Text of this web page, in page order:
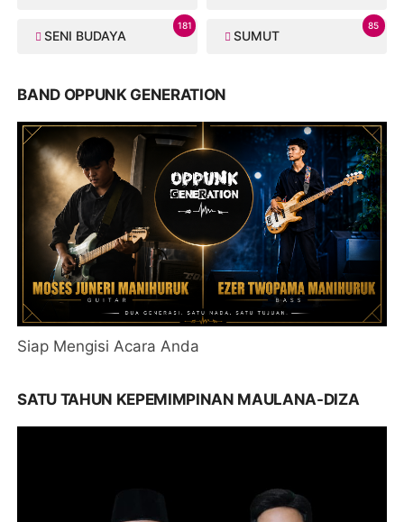
SENI BUDAYA
181
SUMUT
85
BAND OPPUNK GENERATION
Siap Mengisi Acara Anda
SATU TAHUN KEPEMIMPINAN MAULANA-DIZA